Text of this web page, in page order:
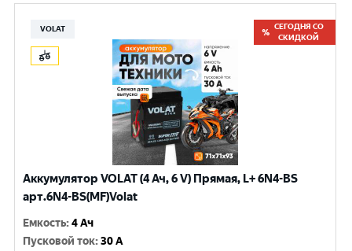
VOLAT
СЕГОДНЯ СО
СКИДКОЙ
Аккумулятор VOLAT (4 Ач, 6 V) Прямая, L+ 6N4-BS
арт.6N4-BS(MF)Volat
Емкость:4 Ач
Пусковой ток:30 A